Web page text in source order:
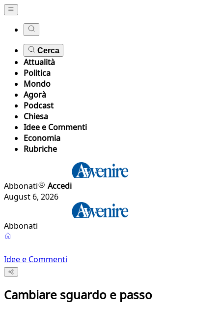
Cerca
Attualità
Politica
Mondo
Agorà
Podcast
Chiesa
Idee e Commenti
Economia
Rubriche
Abbonati
Accedi
August 6, 2026
Abbonati
Idee e Commenti
Cambiare sguardo e passo